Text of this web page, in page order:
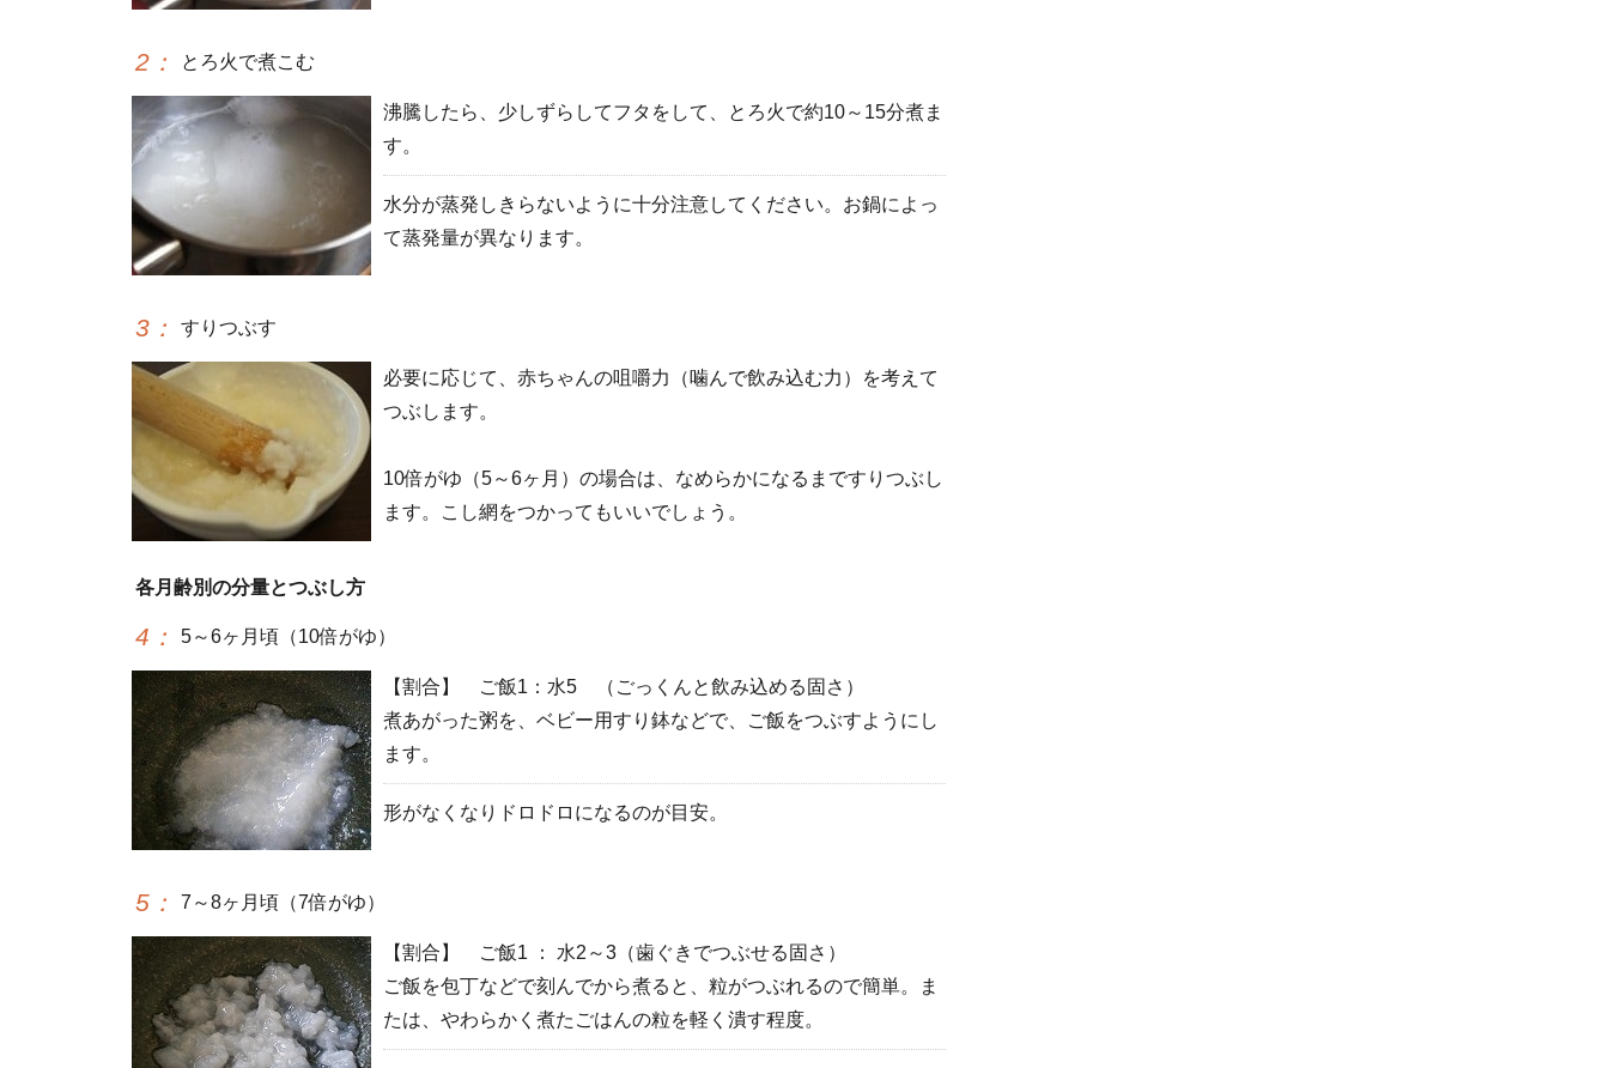
2 ： とろ火で煮こむ
沸騰したら、少しずらしてフタをして、とろ火で約10～15分煮ま
す。
水分が蒸発しきらないように十分注意してください。お鍋によっ
て蒸発量が異なります。
3 ： すりつぶす
必要に応じて、赤ちゃんの咀嚼力（噛んで飲み込む力）を考えて
つぶします。
10倍がゆ（5～6ヶ月）の場合は、なめらかになるまですりつぶし
ます。こし網をつかってもいいでしょう。
各月齢別の分量とつぶし方
4 ： 5～6ヶ月頃（10倍がゆ）
【割合】 ご飯1：水5 （ごっくんと飲み込める固さ）
煮あがった粥を、ベビー用すり鉢などで、ご飯をつぶすようにし
ます。
形がなくなりドロドロになるのが目安。
5 ： 7～8ヶ月頃（7倍がゆ）
【割合】 ご飯1 ： 水2～3（歯ぐきでつぶせる固さ）
ご飯を包丁などで刻んでから煮ると、粒がつぶれるので簡単。ま
たは、やわらかく煮たごはんの粒を軽く潰す程度。